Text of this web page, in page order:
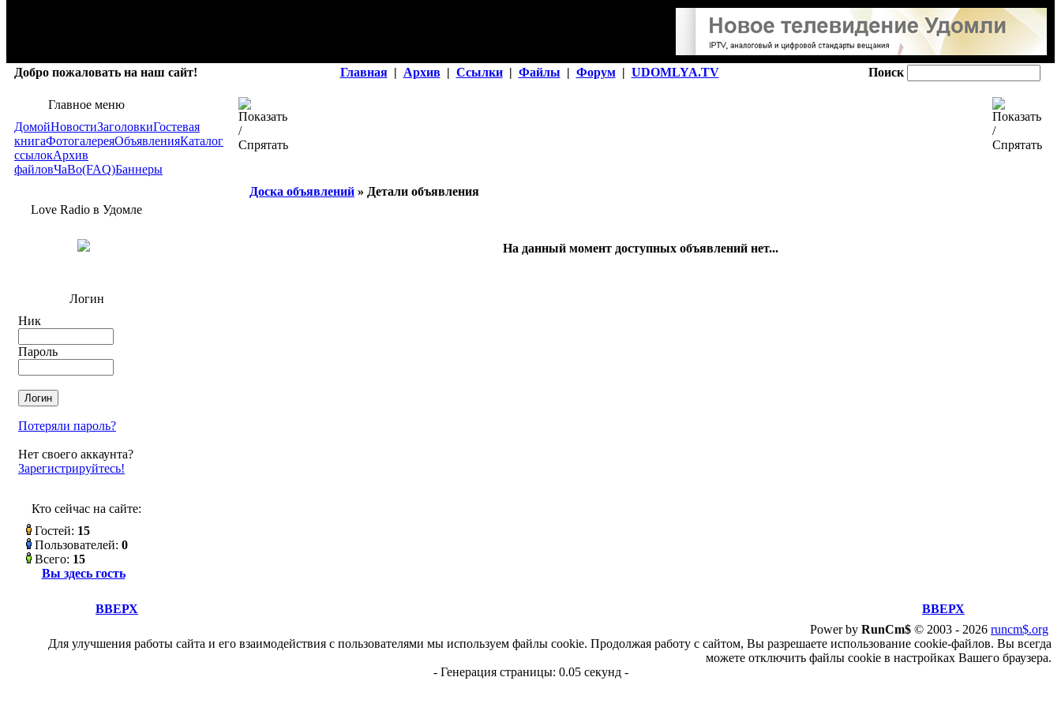
Добро пожаловать на наш сайт! Главная | Архив | Ссылки | Файлы | Форум | UDOMLYA.TV Поиск
Главное меню
ДомойНовостиЗаголовкиГостевая
книгаФотогалереяОбъявленияКаталог
ссылокАрхив
файловЧаВо(FAQ)Баннеры
Love Radio в Удомле
Логин
Ник
Пароль
Потеряли пароль?
Нет своего аккаунта?
Зарегистрируйтесь!
Кто сейчас на сайте:
Гостей: 15
Пользователей: 0
Всего: 15
Вы здесь гость
Доска объявлений » Детали объявления
На данный момент доступных объявлений нет...
ВВЕРХ
ВВЕРХ
Power by RunCm$ © 2003 - 2026 runcm$.org
Для улучшения работы сайта и его взаимодействия с пользователями мы используем файлы cookie. Продолжая работу с сайтом, Вы разрешаете использование cookie-файлов. Вы всегда
можете отключить файлы cookie в настройках Вашего браузера.
- Генерация страницы: 0.05 секунд -